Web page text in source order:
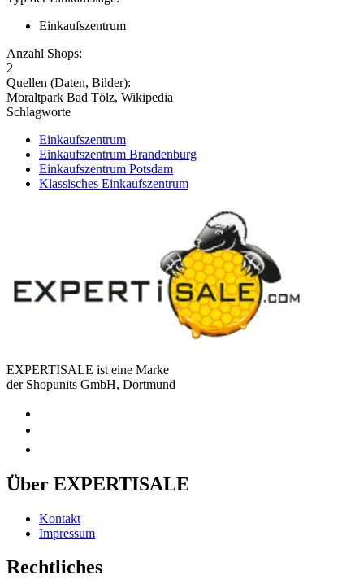
Einkaufszentrum
Anzahl Shops:
2
Quellen (Daten, Bilder):
Moraltpark Bad Tölz, Wikipedia
Schlagworte
Einkaufszentrum
Einkaufszentrum Brandenburg
Einkaufszentrum Potsdam
Klassisches Einkaufszentrum
EXPERTISALE ist eine Marke
der Shopunits GmbH, Dortmund
Über EXPERTISALE
Kontakt
Impressum
Rechtliches